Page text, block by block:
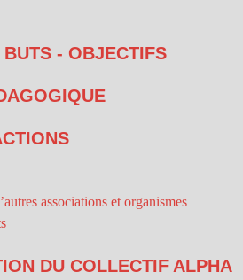
- OBJECTIFS
associations et organismes
DU COLLECTIF ALPHA